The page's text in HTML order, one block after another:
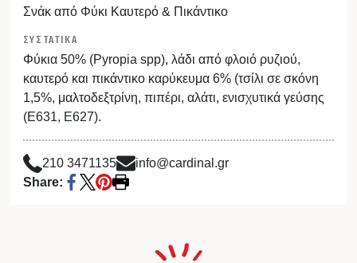
Σνάκ από Φύκι Καυτερό & Πικάντικο
ΣΥΣΤΑΤΙΚΑ
Φύκια 50% (Pyropia spp), λάδι από φλοιό ρυζιού,
καυτερό και πικάντικο καρύκευμα 6% (τσίλι σε σκόνη
1,5%, μαλτοδεξτρίνη, πιπέρι, αλάτι, ενισχυτικά γεύσης
(Ε631, Ε627).
210 3471135
info@cardinal.gr
Share: